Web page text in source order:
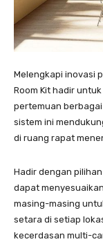
Melengkapi inovasi
Room Kit hadir
pertemuan
sistem ini
di ruang rapat
Hadir dengan
dapat
masing-masing
setara di setiap
kecerdasan multi-